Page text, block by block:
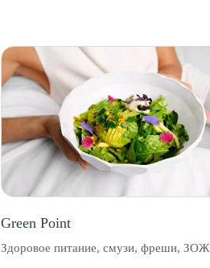
Green Point
Здоровое питание, смузи, фреши, ЗОЖ